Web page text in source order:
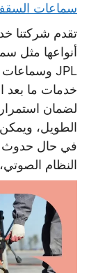
سماعات
تقدم شركتنا
أنواعها مثل
خدمات ما بعد
لضمان
الطويل،
في حال حدوث
النظام